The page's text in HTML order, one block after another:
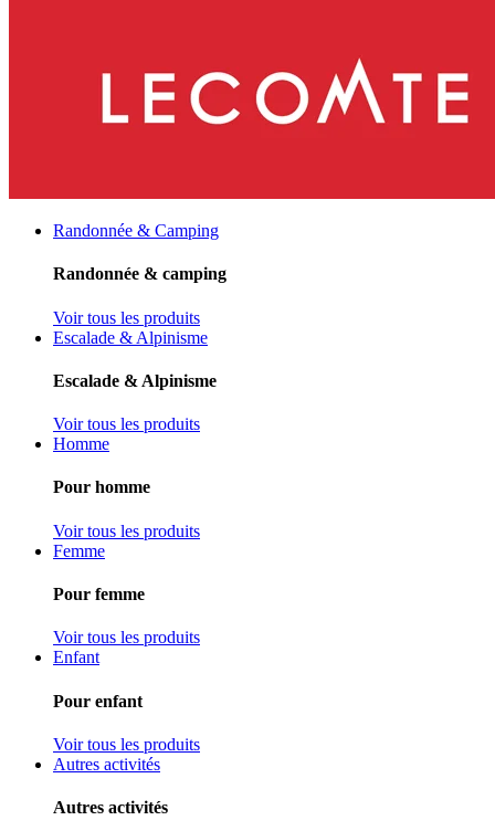
Randonnée & Camping
Randonnée & camping
Voir tous les produits
Escalade & Alpinisme
Escalade & Alpinisme
Voir tous les produits
Homme
Pour homme
Voir tous les produits
Femme
Pour femme
Voir tous les produits
Enfant
Pour enfant
Voir tous les produits
Autres activités
Autres activités